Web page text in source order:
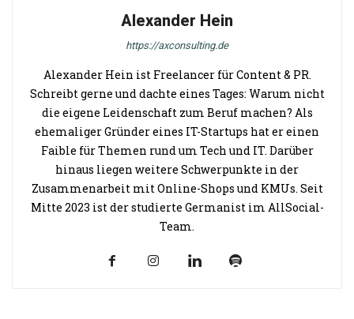
Alexander Hein
https://axconsulting.de
Alexander Hein ist Freelancer für Content & PR.
Schreibt gerne und dachte eines Tages: Warum nicht
die eigene Leidenschaft zum Beruf machen? Als
ehemaliger Gründer eines IT-Startups hat er einen
Faible für Themen rund um Tech und IT. Darüber
hinaus liegen weitere Schwerpunkte in der
Zusammenarbeit mit Online-Shops und KMUs. Seit
Mitte 2023 ist der studierte Germanist im AllSocial-
Team.